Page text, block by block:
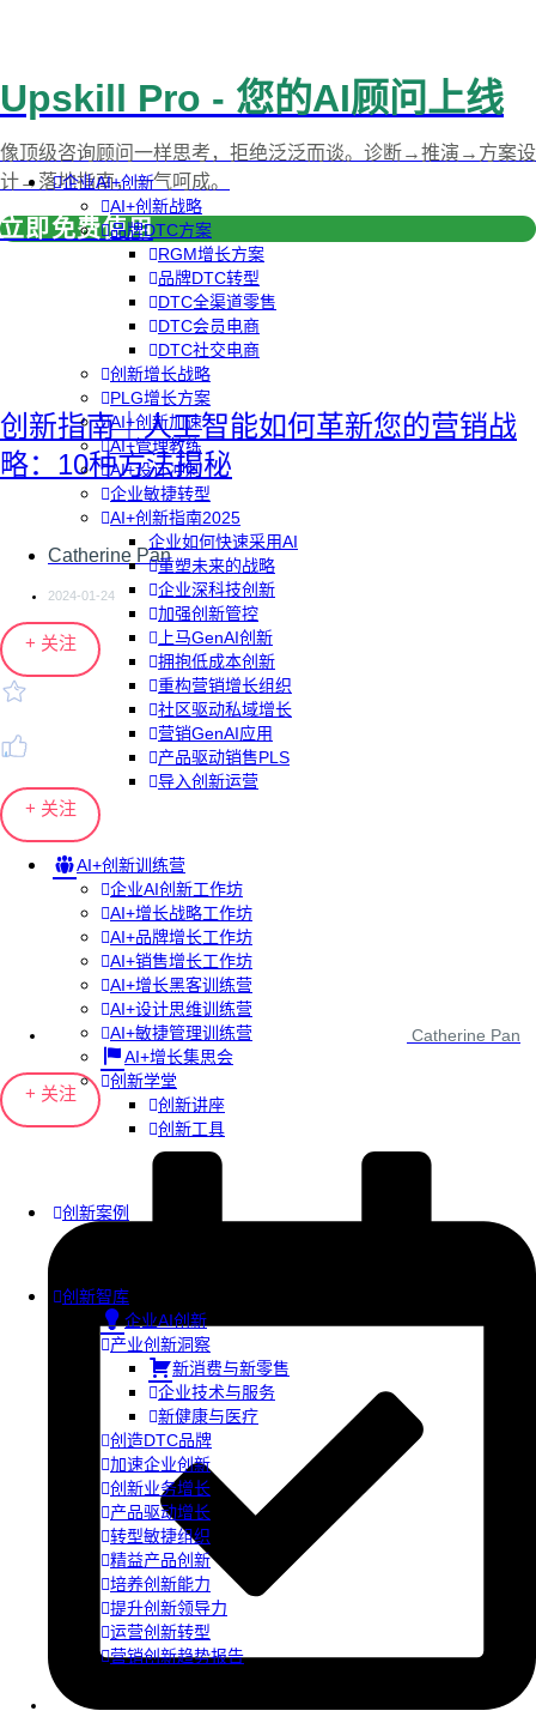
企业AI+创新
AI+创新战略
品牌DTC方案
RGM增长方案
品牌DTC转型
DTC全渠道零售
DTC会员电商
DTC社交电商
创新增长战略
PLG增长方案
AI+创新加速
AI+管理教练
AI+设计冲刺
企业敏捷转型
AI+创新指南2025
企业如何快速采用AI
重塑未来的战略
企业深科技创新
加强创新管控
上马GenAI创新
拥抱低成本创新
重构营销增长组织
社区驱动私域增长
营销GenAI应用
产品驱动销售PLS
导入创新运营
AI+创新训练营
企业AI创新工作坊
AI+增长战略工作坊
AI+品牌增长工作坊
AI+销售增长工作坊
AI+增长黑客训练营
AI+设计思维训练营
AI+敏捷管理训练营
AI+增长集思会
创新学堂
创新讲座
创新工具
创新案例
创新智库
企业AI创新
产业创新洞察
新消费与新零售
企业技术与服务
新健康与医疗
创造DTC品牌
加速企业创新
创新业务增长
产品驱动增长
转型敏捷组织
精益产品创新
培养创新能力
提升创新领导力
运营创新转型
营销创新趋势报告
Upskill Pro - 您的AI顾问上线
像顶级咨询顾问一样思考，拒绝泛泛而谈。诊断→推演→方案设
计→落地指南，一气呵成。
立即免费使用
创新指南｜人工智能如何革新您的营销战
略：10种方法揭秘
Catherine Pan
2024-01-24
+ 关注
+ 关注
Catherine Pan
+ 关注